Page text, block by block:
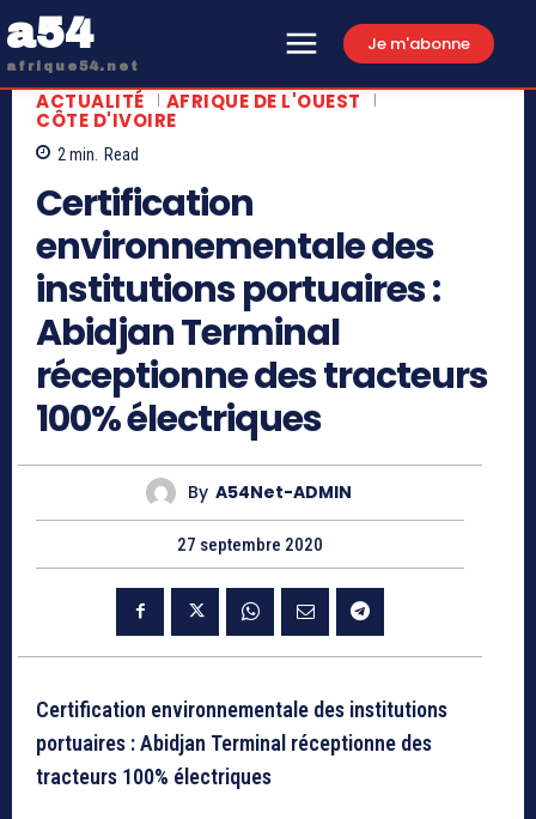
a54
afrique54.net
Je m'abonne
ACTUALITÉ AFRIQUE DE L'OUEST
CÔTE D'IVOIRE
2 min. Read
Certification
environnementale des
institutions portuaires :
Abidjan Terminal
réceptionne des tracteurs
100% électriques
By A54Net-ADMIN
27 septembre 2020
Certification environnementale des institutions
portuaires : Abidjan Terminal réceptionne des
tracteurs 100% électriques